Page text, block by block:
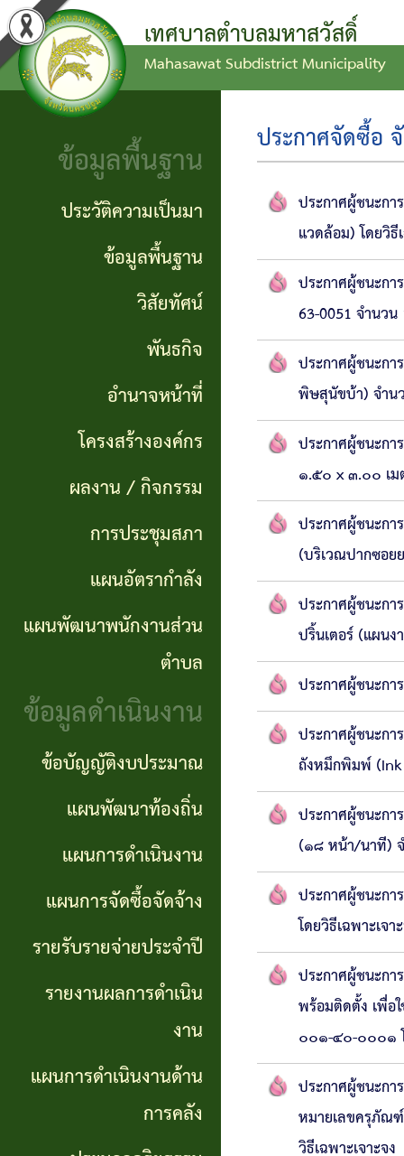
ข่าว
ประกาศ
ทั่วไป
ประกาศ
จัดซื้อ
จัดจ้าง
รายงาน
จัดซื้อ
จัดจ้าง
ข่าว
จัด
ซื้อ
จ้าง
ภาค
รัฐ
(e-
GP)
คู่มือ
การ
งาน
เจ้า
หน้าที่
ข้อ
งบ
ประมาณ
แผน
พัฒนา
แผนการ
ดำเนิน
งาน
แผนการ
จัดซื้อ
ราย
จ่าย
ประจำ
ปี
รายงาน
ผลการ
ดำเนิน
งานด้าน
การคลัง
ประวัติ
เป็นมา
ข้อมูล
พื้น
ฐาน
กิจ
หน้าที่
โครงสร้าง
องค์กร
/
กิจกรรม
การ
ประชุม
สภา
แผน
กำลัง
แผน
เทศบาลตำบลมหาสวัสดิ์
Mahasawat Subdistrict Municipality
ข้อมูลพื้นฐาน
ประวัติความเป็นมา
ข้อมูลพื้นฐาน
วิสัยทัศน์
พันธกิจ
อำนาจหน้าที่
โครงสร้างองค์กร
ผลงาน / กิจกรรม
การประชุมสภา
แผนอัตรากำลัง
แผนพัฒนาพนักงานส่วน
ตำบล
ข้อมูลดำเนินงาน
ข้อบัญญัติงบประมาณ
แผนพัฒนาท้องถิ่น
แผนการดำเนินงาน
แผนการจัดซื้อจัดจ้าง
รายรับรายจ่ายประจำปี
รายงานผลการดำเนิน
งาน
แผนการดำเนินงานด้าน
การคลัง
ประกาศจัดซื้อ
ประกาศผู้ชนะกา
แวดล้อม) โดยวิธี
ประกาศผู้ชนะกา
63-0051 จำนวน
ประกาศผู้ชนะกา
พิษสุนัขบ้า) จำน
ประกาศผู้ชนะกา
๑.๕๐ x ๓.๐๐ เม
ประกาศผู้ชนะกา
(บริเวณปากซอย
ประกาศผู้ชนะกา
ปริ้นเตอร์ (แผนง
ประกาศผู้ชนะกา
ประกาศผู้ชนะก
ถังหมึกพิมพ์ (Ink
ประกาศผู้ชนะกา
(๑๘ หน้า/นาที) จ
ประกาศผู้ชนะก
โดยวิธีเฉพาะเจา
ประกาศผู้ชนะก
พร้อมติดตั้ง เพื่
๐๐๑-๔๐-๐๐๐๑
ประกาศผู้ชนะกา
หมายเลขครุภัณ
วิธีเฉพาะเจาะจง